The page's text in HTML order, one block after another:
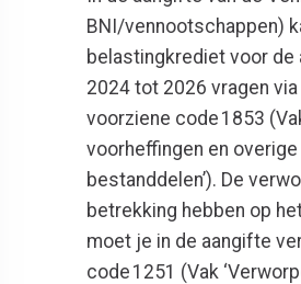
BNI/vennootschappen)
belastingkrediet voor de
2024 tot 2026 vragen
voorziene code 1853
voorheffingen en
bestanddelen’). De
betrekking hebben op
moet je in de aangifte
code 1251 (Vak